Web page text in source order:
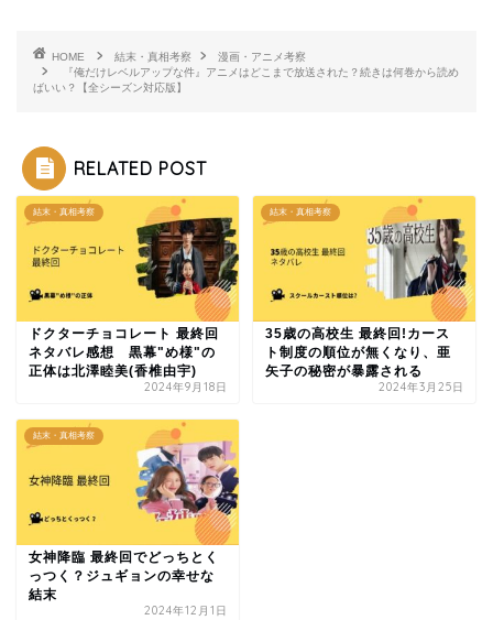
HOME 結末・真相考察
漫画・アニメ考察
『俺だけレベルアップな件』アニメはどこまで放送された？続きは何巻から読め
ばいい？【全シーズン対応版】
RELATED POST
結末・真相考察
ドクターチョコレート 最終回
ネタバレ感想 黒幕"め様"の
正体は北澤睦美(香椎由宇)
2024年9月18日
結末・真相考察
35歳の高校生 最終回!カース
ト制度の順位が無くなり、亜
矢子の秘密が暴露される
2024年3月25日
結末・真相考察
女神降臨 最終回でどっちとく
っつく？ジュギョンの幸せな
結末
2024年12月1日